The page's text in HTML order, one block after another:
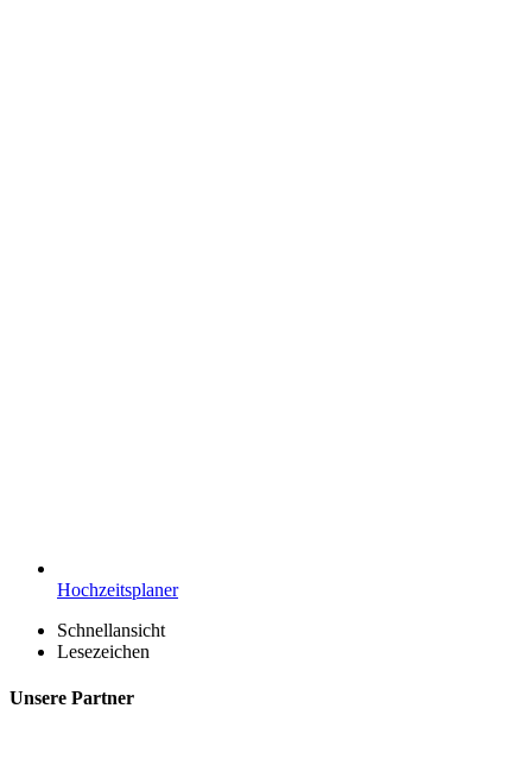
Hochzeitsplaner
Schnellansicht
Lesezeichen
Unsere Partner